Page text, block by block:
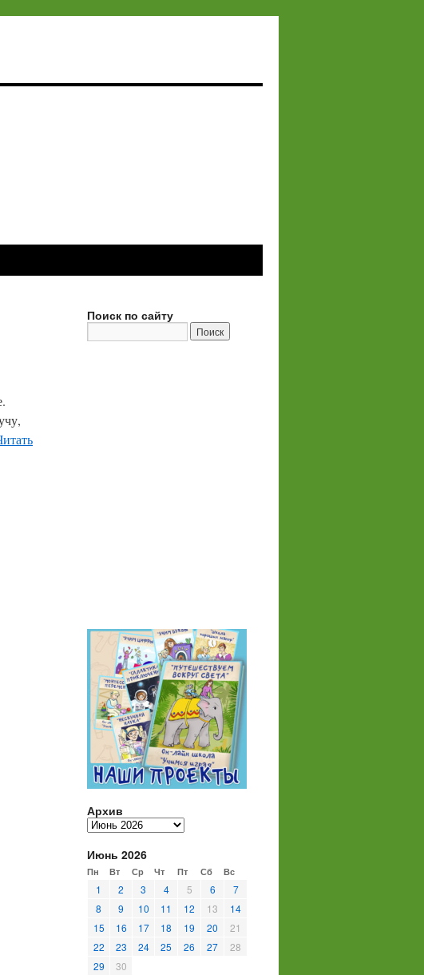
Поиск по сайту
Архив
Архив
Июнь 2026
Пн Вт Ср Чт Пт Сб Вс
1 2 3 4 5 6
7
8
9 10 11 12 13
14
15
16 17 18 19 20
21
22
23 24 25 26 27
28
29
30